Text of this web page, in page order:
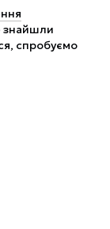
знайшли
спробуємо